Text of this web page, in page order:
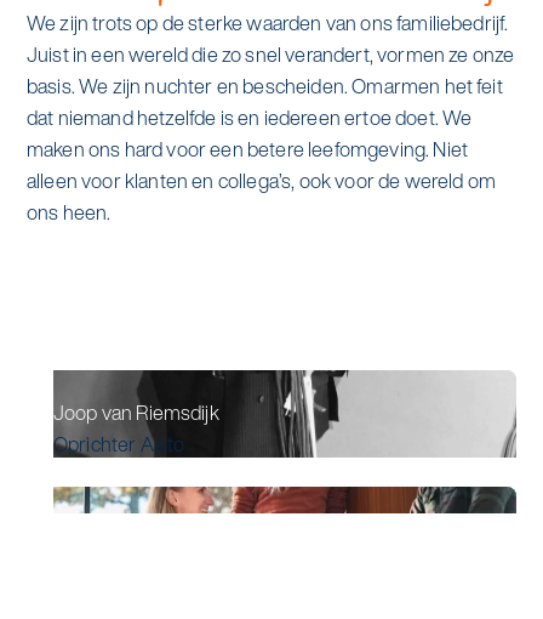
We zijn trots op de sterke waarden van ons familiebedrijf.
Juist in een wereld die zo snel verandert, vormen ze onze
basis. We zijn nuchter en bescheiden. Omarmen het feit
dat niemand hetzelfde is en iedereen ertoe doet. We
maken ons hard voor een betere leefomgeving. Niet
alleen voor klanten en collega’s, ook voor de wereld om
ons heen.
Joop van Riemsdijk
Oprichter Asito